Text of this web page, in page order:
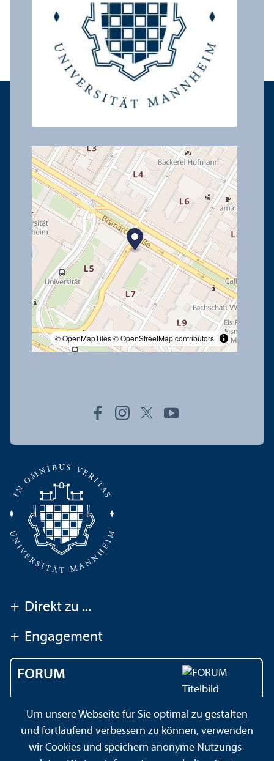
© OpenMapTiles© OpenStreetMap contributors
+ Direkt zu ...
+ Engagement
FORUM
Universität Mannheim
Um unsere Webseite für Sie optimal zu gestalten
und fortlaufend verbessern zu können, verwenden
wir Cookies und speichern anonyme Nutzungs­